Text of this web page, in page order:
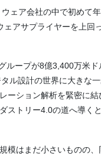
ェア会社の中で初めて
アサプライヤーを上回
ループが8億3,400万米
ル設計の世界に大きな
ーション解析を緊密に
ストリー4.0の道へ導く
模はまだ小さいものの、